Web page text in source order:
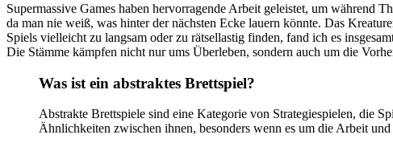
Supermassive Games haben hervorragende Arbeit geleistet, um während
da man nie weiß, was hinter der nächsten Ecke lauern könnte. Das
Spiels vielleicht zu langsam oder zu rätsellastig finden, fand ich es
Die Stämme kämpfen nicht nur ums Überleben, sondern auch um die
Was ist ein abstraktes Brettspiel?
Abstrakte Brettspiele sind eine Kategorie von Strategiespielen, die
Ähnlichkeiten zwischen ihnen, besonders wenn es um die Arbeit und